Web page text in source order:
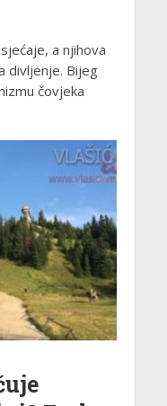
a njihova
divljenje. Bijeg
čovjeka